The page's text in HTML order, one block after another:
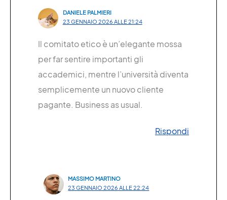
DANIELE PALMIERI
23 GENNAIO 2026 ALLE 21:24
Il comitato etico è un’elegante mossa
per far sentire importanti gli
accademici, mentre l’università diventa
semplicemente un nuovo cliente
pagante. Business as usual.
Rispondi
MASSIMO MARTINO
23 GENNAIO 2026 ALLE 22:24